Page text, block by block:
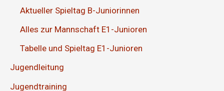
Aktueller Spieltag B-Juniorinnen
Alles zur Mannschaft E1-Junioren
Tabelle und Spieltag E1-Junioren
Jugendleitung
Jugendtraining